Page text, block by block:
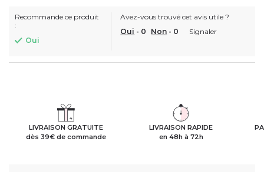
Recommande ce produit
:
Oui
Avez-vous trouvé cet avis utile ?
Oui - 0 Non - 0 Signaler
LIVRAISON GRATUITE
dès 39€ de commande
LIVRAISON RAPIDE
en 48h à 72h